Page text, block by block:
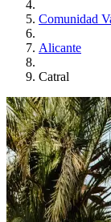
Comunidad
Alicante
Catral